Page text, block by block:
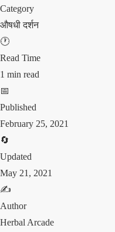
Category
औषधी दर्शन
🕐
Read Time
1 min read
📅
Published
February 25, 2021
🔄
Updated
May 21, 2021
✍️
Author
Herbal Arcade